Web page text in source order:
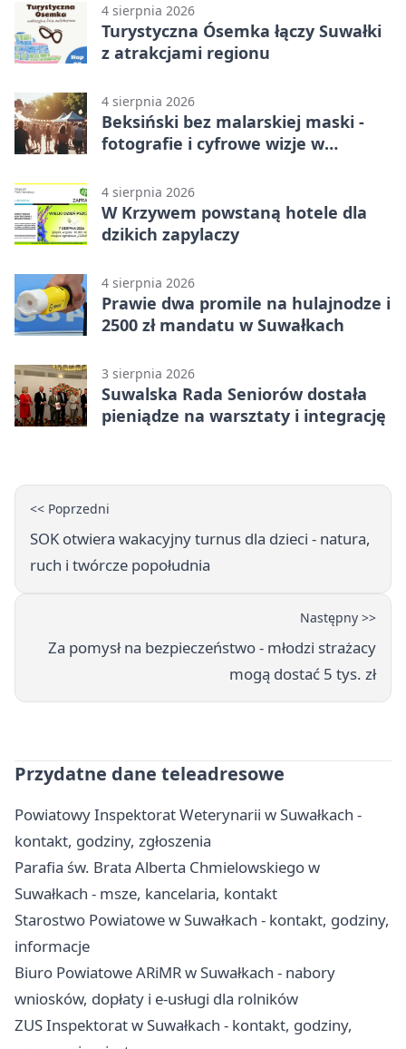
4 sierpnia 2026
Turystyczna Ósemka łączy Suwałki
z atrakcjami regionu
4 sierpnia 2026
Beksiński bez malarskiej maski -
fotografie i cyfrowe wizje w
4 sierpnia 2026
W Krzywem powstaną hotele dla
dzikich zapylaczy
4 sierpnia 2026
Prawie dwa promile na hulajnodze i
2500 zł mandatu w Suwałkach
3 sierpnia 2026
Suwalska Rada Seniorów dostała
pieniądze na warsztaty i integrację
<< Poprzedni
SOK otwiera wakacyjny turnus dla dzieci - natura,
ruch i twórcze popołudnia
Następny >>
Za pomysł na bezpieczeństwo - młodzi strażacy
mogą dostać 5 tys. zł
Przydatne dane teleadresowe
Powiatowy Inspektorat Weterynarii w Suwałkach -
kontakt, godziny, zgłoszenia
Parafia św. Brata Alberta Chmielowskiego w
Suwałkach - msze, kancelaria, kontakt
Starostwo Powiatowe w Suwałkach - kontakt, godziny,
informacje
Biuro Powiatowe ARiMR w Suwałkach - nabory
wniosków, dopłaty i e-usługi dla rolników
ZUS Inspektorat w Suwałkach - kontakt, godziny,